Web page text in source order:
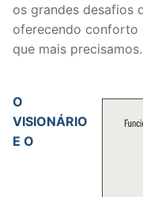
os grandes desafios
oferecendo conforto
que mais precisamos.
O
VISIONÁRIO
E O